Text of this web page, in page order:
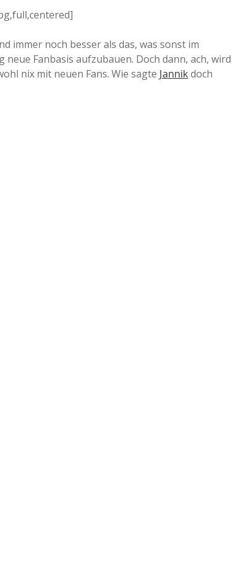
a
a
immer noch besser als das, was sonst im
Fanbasis aufzubauen. Doch dann, ach, wird
nix mit neuen Fans. Wie sagte Jannikdoch